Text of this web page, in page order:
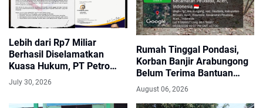
Lebih dari Rp7 Miliar
Berhasil Diselamatkan
Kuasa Hukum, PT Petro
Utama Energi Disomasi
atas Dugaan Wanprestasi
Pembayaran Success Fee
July 30, 2026
Rumah Tinggal Pondasi,
Korban Banjir Arabungong
Belum Terima Bantuan
Pascabencana November
2025
August 06, 2026